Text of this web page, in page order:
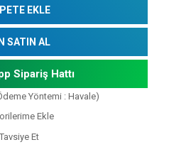
EKLE
SATIN AL
Sipariş Hattı
Yöntemi : Havale)
Tavsiye Et